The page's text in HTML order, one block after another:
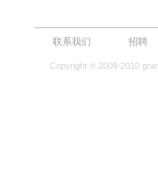
联系我们 招聘
Copyright © 2009-2010